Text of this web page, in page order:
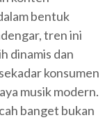
bentuk
tren ini
dinamis dan
konsumen
musik modern.
banget bukan